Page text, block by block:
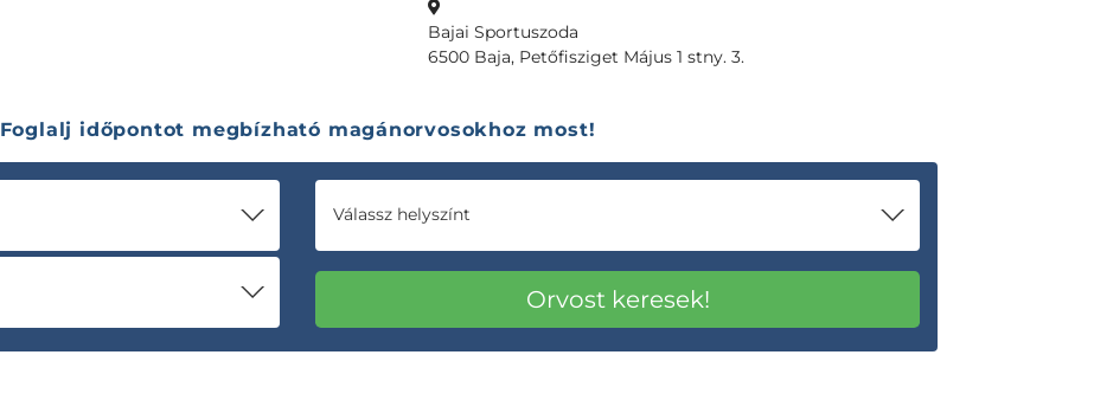
Bajai Sportuszoda
6500 Baja, Petőfisziget Május 1 stny. 3.
Foglalj időpontot megbízható magánorvosokhoz most!
Válassz helyszínt